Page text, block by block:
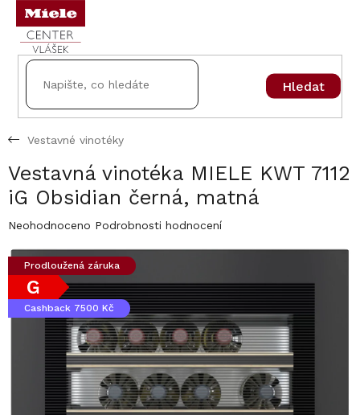
Přejít
obsah
Hledat
Vestavné vinotéky
Vestavná vinotéka MIELE KWT 7112
iG Obsidian černá, matná
Průměrné
produktu
z
5
hvězdiček.
Neohodnoceno Podrobnosti hodnocení
Prodloužená záruka
G
Cashback 7500 Kč